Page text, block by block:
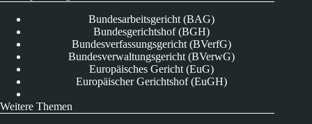
Bundesarbeitsgericht (BAG)
Bundesgerichtshof (BGH)
Bundesverfassungsgericht (BVerfG)
Bundesverwaltungsgericht (BVerwG)
Europäisches Gericht (EuG)
Europäischer Gerichtshof (EuGH)
Weitere Themen